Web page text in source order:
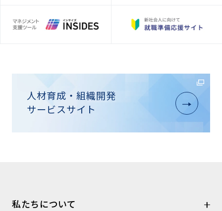
人材育成・組織開発
サービスサイト
私たちについて